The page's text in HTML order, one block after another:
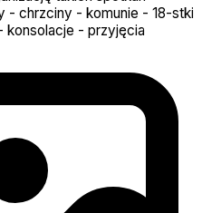
- chrzciny - komunie - 18-stki
- przyjęcia